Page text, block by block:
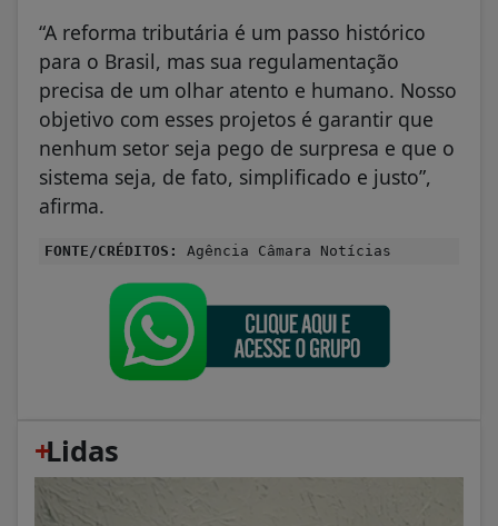
“A reforma tributária é um passo histórico
para o Brasil, mas sua regulamentação
precisa de um olhar atento e humano. Nosso
objetivo com esses projetos é garantir que
nenhum setor seja pego de surpresa e que o
sistema seja, de fato, simplificado e justo”,
afirma.
FONTE/CRÉDITOS: Agência Câmara Notícias
+
Lidas